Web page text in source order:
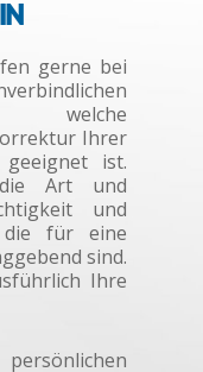
gerne bei
welche
Ihrer
ist.
Art und
und
die für eine
sind.
Ihre